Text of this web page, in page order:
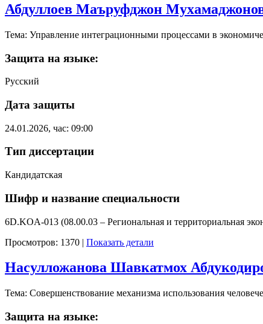
Абдуллоев Маъруфджон
Тема: Управление интеграционными процессами в
Защита на языке:
Русский
Дата защиты
24.01.2026, час: 09:00
Тип диссертации
Кандидатская
Шифр и название специальности
6D.KOA-013 (08.00.03 – Региональная и территориальная
Просмотров: 1370 | Показать детали
Насулложанова Шавкатмох
Тема: Совершенствование механизма использования
Защита на языке: